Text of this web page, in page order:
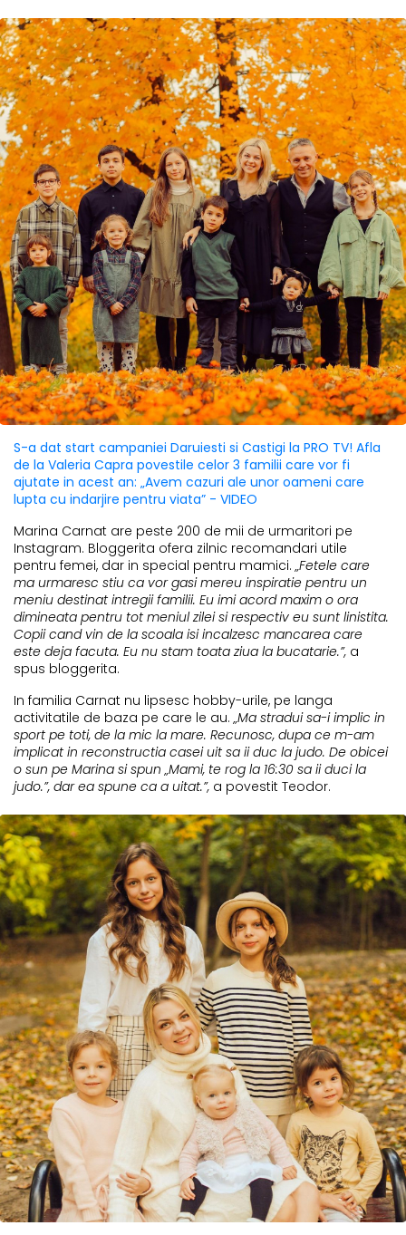
S-a dat start campaniei Daruiesti si Castigi la PRO TV! Afla
de la Valeria Capra povestile celor 3 familii care vor fi
ajutate in acest an: „Avem cazuri ale unor oameni care
lupta cu indarjire pentru viata” - VIDEO
Marina Carnat are peste 200 de mii de urmaritori pe
Instagram. Bloggerita ofera zilnic recomandari utile
pentru femei, dar in special pentru mamici.„Fetele care
ma urmaresc stiu ca vor gasi mereu inspiratie pentru un
meniu destinat intregii familii. Eu imi acord maxim o ora
dimineata pentru tot meniul zilei si respectiv eu sunt linistita.
Copii cand vin de la scoala isi incalzesc mancarea care
este deja facuta. Eu nu stam toata ziua la bucatarie.”, a
spus bloggerita.
In familia Carnat nu lipsesc hobby-urile, pe langa
activitatile de baza pe care le au.„Ma stradui sa-i implic in
sport pe toti, de la mic la mare. Recunosc, dupa ce m-am
implicat in reconstructia casei uit sa ii duc la judo. De obicei
o sun pe Marina si spun „Mami, te rog la 16:30 sa ii duci la
judo.”, dar ea spune ca a uitat.”, a povestit Teodor.